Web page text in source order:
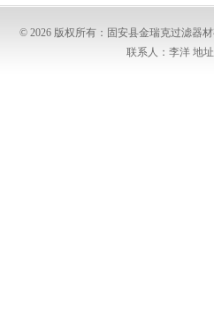
© 2026 版权所有：固安县金瑞克过滤器
联系人：李洋 地